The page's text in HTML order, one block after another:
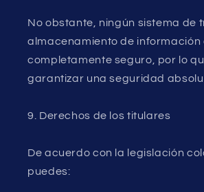
No obstante, ningún sistema de
almacenamiento de información
completamente seguro, por lo
garantizar una seguridad
9. Derechos de los titulares
De acuerdo con la legislación
puedes: